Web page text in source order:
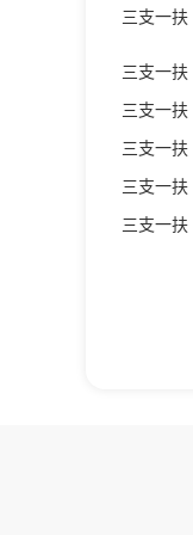
三支一扶
三支一扶
三支一扶
三支一扶
三支一扶
三支一扶